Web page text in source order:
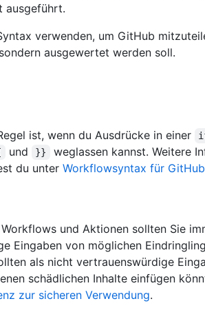
ausgeführt.
verwenden, um GitHub
ausgewertet werden soll.
ist, wenn du Ausdrücke in einer
und }}
weglassen kannst. Weitere
du unter Workflowsyntax für
und Aktionen sollten Sie
Eingaben von möglichen
als nicht vertrauenswürdige
schädlichen Inhalte einfügen
zur sicheren Verwendung.